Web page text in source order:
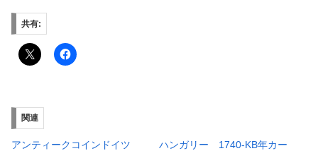
共有:
関連
アンティークコインドイツ
ハンガリー 1740-KB年カー